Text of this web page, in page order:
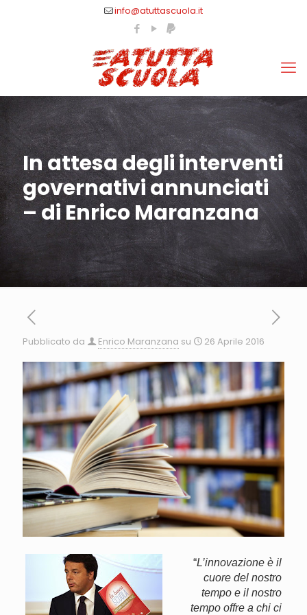
info@atuttascuola.it
In attesa degli interventi
governativi annunciati
– di Enrico Maranzana
Pubblicato da Enrico Maranzana su 26 Aprile 2016
“L’innovazione è il
cuore del nostro
tempo e il nostro
tempo offre a chi ci